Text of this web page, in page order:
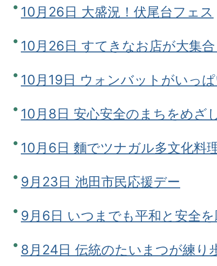
10月26日 大盛況！伏尾台フェス
10月26日 すてきなお店が大集
10月19日 ウォンバットがいっ
10月8日 安心安全のまちをめざ
10月6日 麵でツナガル多文化料
9月23日 池田市民応援デー
9月6日 いつまでも平和と安全
8月24日 伝統のたいまつが練り